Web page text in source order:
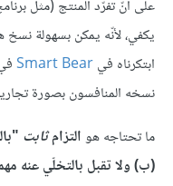
على أنّ تفرّد المنتج (مثل
يكفي، لأنّه يمكن بسهولة نسخ
ابتكرناه فيSmart Bear
نسخه المنافسون بصورة
ما تحتاجه هوالتزامثابت
(ب) ولا تقبل بالتخلّي عنه